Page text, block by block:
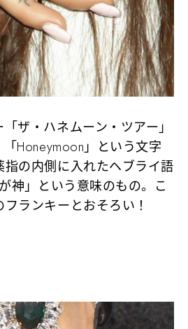
ザ・ハネムーン・ツアー」
Honeymoon」という文字
指の内側に入れたヘブライ語
ランキーとおそろい！